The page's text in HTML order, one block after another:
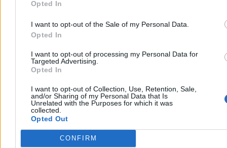
Opted In
I want to opt-out of the Sale of my Personal Data.
Opted In
I want to opt-out of processing my Personal Data for
Targeted Advertising.
Opted In
I want to opt-out of Collection, Use, Retention, Sale,
and/or Sharing of my Personal Data that Is
Unrelated with the Purposes for which it was
collected.
Opted Out
CONFIRM
Agnieszka Waś-Turecka
Reklama